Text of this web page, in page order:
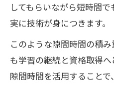
してもらいながら短時間
実に技術が身につきます。
このような隙間時間の積
も学習の継続と資格取得
隙間時間を活用すること